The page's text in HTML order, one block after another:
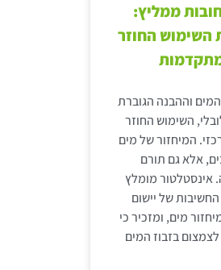
ממליץ:
החוזר
וההבנה הגוברת
השימוש החוזר
המיחזור של מים
אלא גם תורם
אינסטלטור מומלץ
של יישום
מים, ומזכיר כי
בזבוז המים